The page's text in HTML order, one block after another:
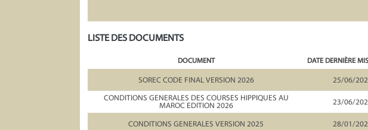
LISTE DES DOCUMENTS
DOCUMENT DATE DERNIÈRE
SOREC CODE FINAL VERSION 2026 25/06/
CONDITIONS GENERALES DES COURSES HIPPIQUES AU
MAROC EDITION 2026
23/06/
CONDITIONS GENERALES VERSION 2025 28/01/